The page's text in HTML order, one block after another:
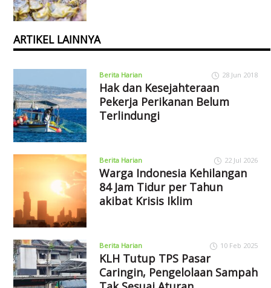
ARTIKEL LAINNYA
Berita Harian 28 Jun 2018
Hak dan Kesejahteraan
Pekerja Perikanan Belum
Terlindungi
Berita Harian 22 Jul 2026
Warga Indonesia Kehilangan
84 Jam Tidur per Tahun
akibat Krisis Iklim
Berita Harian 10 Feb 2025
KLH Tutup TPS Pasar
Caringin, Pengelolaan Sampah